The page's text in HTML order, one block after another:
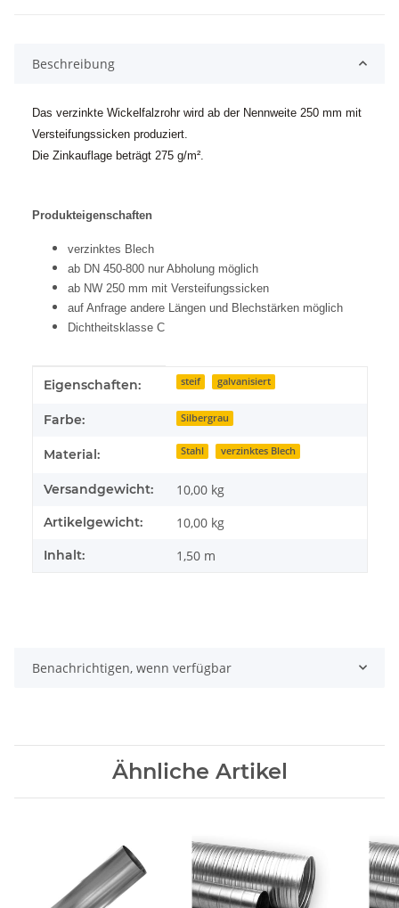
Beschreibung
Das verzinkte Wickelfalzrohr wird ab der Nennweite 250 mm mit
Versteifungssicken produziert.
Die Zinkauflage beträgt 275 g/m².
Produkteigenschaften
verzinktes Blech
ab DN 450-800 nur Abholung möglich
ab NW 250 mm mit Versteifungssicken
auf Anfrage andere Längen und Blechstärken möglich
Dichtheitsklasse C
Produkteigenschaft
Wert
Eigenschaften: steif galvanisiert
Farbe: Silbergrau
Material: Stahl verzinktes Blech
Versandgewicht: 10,00 kg
Artikelgewicht: 10,00 kg
Inhalt: 1,50 m
Benachrichtigen, wenn verfügbar
Ähnliche Artikel